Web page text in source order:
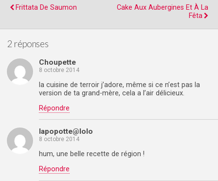
Frittata De Saumon
Cake Aux Aubergines Et À La
Fêta
2 réponses
Choupette
8 octobre 2014
la cuisine de terroir j’adore, même si ce n’est pas la
version de ta grand-mère, cela a l’air délicieux.
Répondre
lapopotte@lolo
8 octobre 2014
hum, une belle recette de région !
Répondre